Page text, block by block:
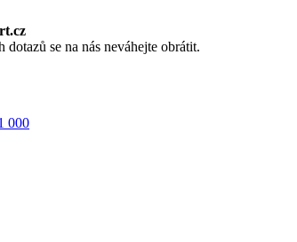
se na nás neváhejte obrátit.
000